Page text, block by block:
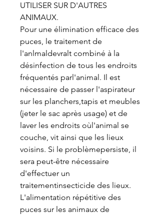
UTILISER SUR D'AUTRES
ANIMAUX.
Pour une élimination efficace des
puces, le traitement de
l'anlmaldevralt combiné à la
désinfection de tous les endroits
fréquentés parl'animal. Il est
nécessaire de passer l'aspirateur
sur les planchers,tapis et meubles
(jeter le sac après usage) et de
laver les endroits oùl'animal se
couche, vit ainsi que les lieux
voisins. Si le problèmepersiste, il
sera peut-être nécessaire
d'effectuer un
traitementinsecticide des lieux.
L'alimentation répétitive des
puces sur les animaux de